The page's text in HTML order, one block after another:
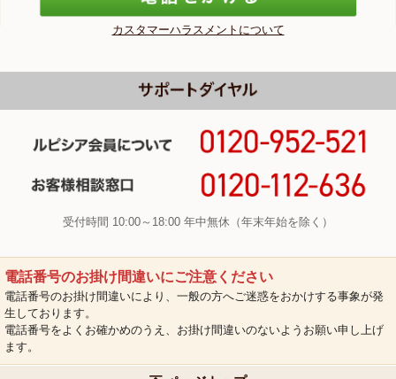
カスタマーハラスメントについて
受付時間 10:00～18:00 年中無休（年末年始を除く）
電話番号のお掛け間違いにご注意ください
電話番号のお掛け間違いにより、一般の方へご迷惑をおかけする事象が発
生しております。
電話番号をよくお確かめのうえ、お掛け間違いのないようお願い申し上げ
ます。